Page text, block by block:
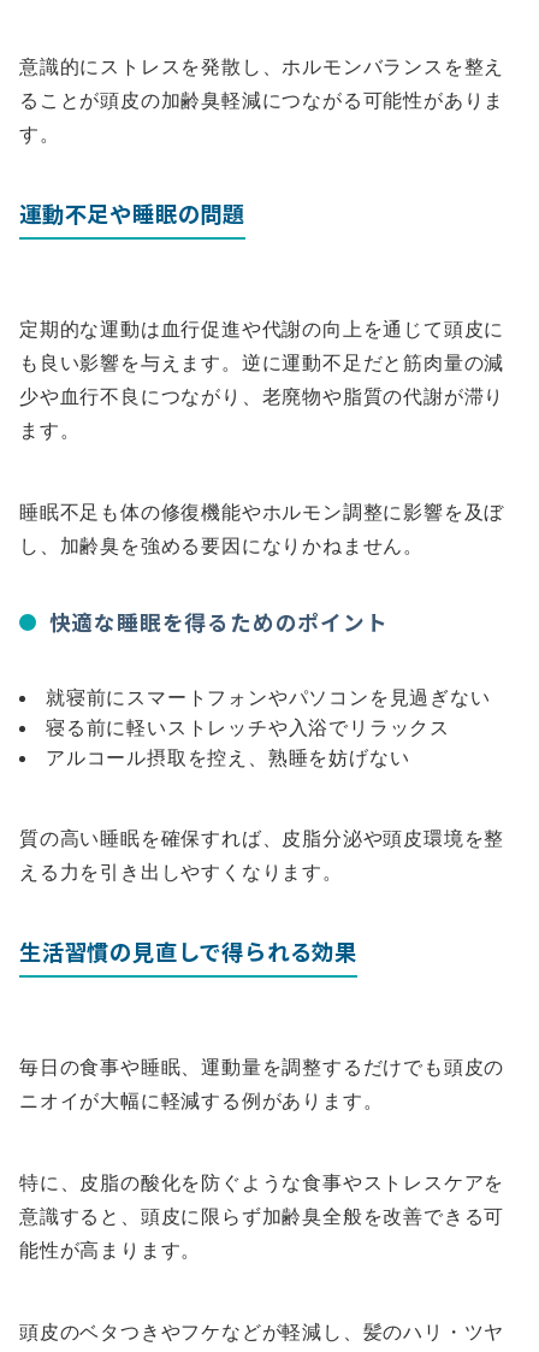
意識的にストレスを発散し、ホルモンバランスを整え
ることが頭皮の加齢臭軽減につながる可能性がありま
す。
運動不足や睡眠の問題
定期的な運動は血行促進や代謝の向上を通じて頭皮に
も良い影響を与えます。逆に運動不足だと筋肉量の減
少や血行不良につながり、老廃物や脂質の代謝が滞り
ます。
睡眠不足も体の修復機能やホルモン調整に影響を及ぼ
し、加齢臭を強める要因になりかねません。
快適な睡眠を得るためのポイント
就寝前にスマートフォンやパソコンを見過ぎない
寝る前に軽いストレッチや入浴でリラックス
アルコール摂取を控え、熟睡を妨げない
質の高い睡眠を確保すれば、皮脂分泌や頭皮環境を整
える力を引き出しやすくなります。
生活習慣の見直しで得られる効果
毎日の食事や睡眠、運動量を調整するだけでも頭皮の
ニオイが大幅に軽減する例があります。
特に、皮脂の酸化を防ぐような食事やストレスケアを
意識すると、頭皮に限らず加齢臭全般を改善できる可
能性が高まります。
頭皮のベタつきやフケなどが軽減し、髪のハリ・ツヤ